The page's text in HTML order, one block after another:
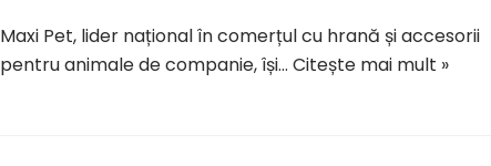
Maxi Pet, lider național în comerțul cu hrană și accesorii
pentru animale de companie, își… Citește mai mult »